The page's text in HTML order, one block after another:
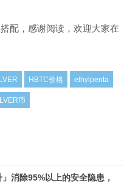
配，感谢阅读，欢迎大家在
HBTC价格 ethylpenta
币
消除95%以上的安全隐患，